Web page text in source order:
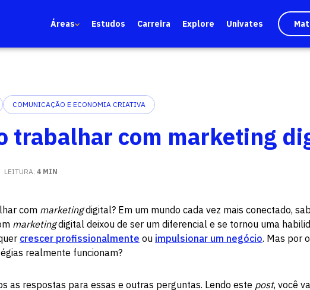
Áreas Estudos Carreira Explore Univates
COMUNICAÇÃO E ECONOMIA CRIATIVA
trabalhar com marketing
LEITURA: 4 MIN
com marketingdigital? Em um mundo cada vez mais conectado,
marketingdigital deixou de ser um diferencial e se tornou uma
crescer profissionalmente ou impulsionar um negócio. Mas por
realmente funcionam?
as respostas para essas e outras perguntas. Lendo este post, você